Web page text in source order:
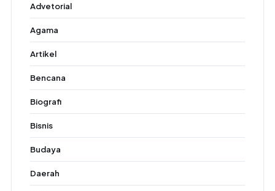
Advetorial
Agama
Artikel
Bencana
Biografi
Bisnis
Budaya
Daerah